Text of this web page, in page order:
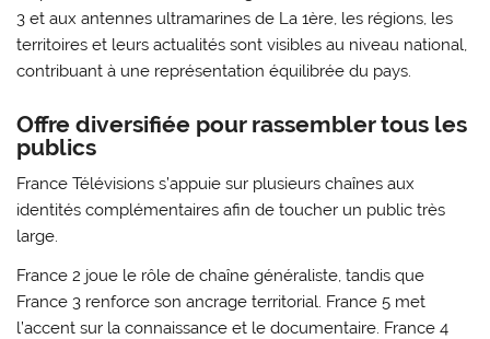
3 et aux antennes ultramarines de La 1ère, les régions, les
territoires et leurs actualités sont visibles au niveau national,
contribuant à une représentation équilibrée du pays.
Offre diversifiée pour rassembler tous les
publics
France Télévisions s’appuie sur plusieurs chaînes aux
identités complémentaires afin de toucher un public très
large.
France 2 joue le rôle de chaîne généraliste, tandis que
France 3 renforce son ancrage territorial. France 5 met
l’accent sur la connaissance et le documentaire. France 4